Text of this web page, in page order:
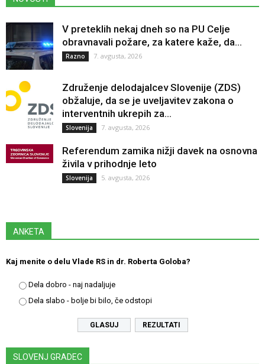
V preteklih nekaj dneh so na PU Celje
obravnavali požare, za katere kaže, da...
Razno 7. avgusta, 2026
Združenje delodajalcev Slovenije (ZDS)
obžaluje, da se je uveljavitev zakona o
interventnih ukrepih za...
Slovenija 7. avgusta, 2026
Referendum zamika nižji davek na osnovna
živila v prihodnje leto
Slovenija 5. avgusta, 2026
ANKETA
Kaj menite o delu Vlade RS in dr. Roberta Goloba?
Dela dobro - naj nadaljuje
Dela slabo - bolje bi bilo, če odstopi
REZULTATI
SLOVENJ GRADEC